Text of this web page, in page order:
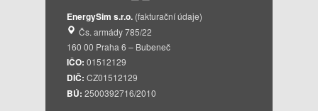
EnergySim s.r.o. (fakturační údaje)
Čs. armády 785/22
160 00 Praha 6 – Bubeneč
IČO: 01512129
DIČ: CZ01512129
BÚ: 2500392716/2010